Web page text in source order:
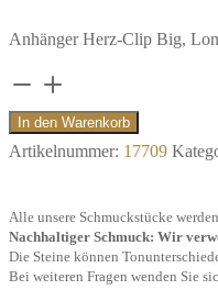
Anhänger Herz-Clip Big,
Anhänger
Herz-
Clip
mit
3
In den Warenkorb
Artikelnummer: 17709
Alle unsere Schmuckstücke
Nachhaltiger Schmuck: Wir
Die Steine können
Bei weiteren Fragen wenden Sie